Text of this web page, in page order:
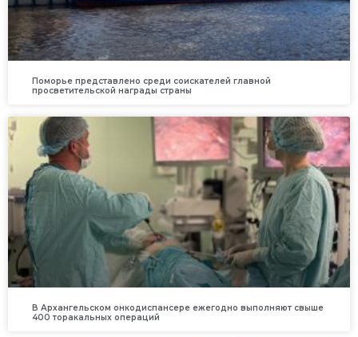
Поморье представлено среди соискателей главной
просветительской награды страны
В Архангельском онкодиспансере ежегодно выполняют свыше
400 торакальных операций